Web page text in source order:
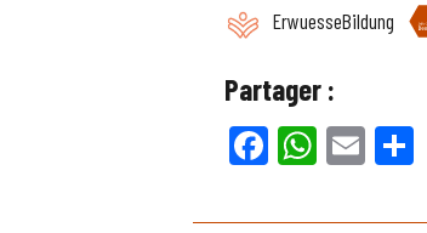
ErwuesseBildung
Partager :
Facebook
WhatsApp
Email